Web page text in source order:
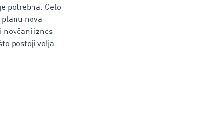
potrebna. Celo
nova
novčani iznos
postoji volja